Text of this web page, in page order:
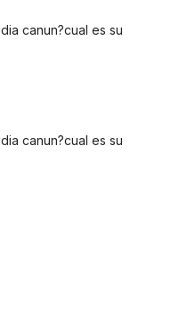
canun?cual es su
canun?cual es su